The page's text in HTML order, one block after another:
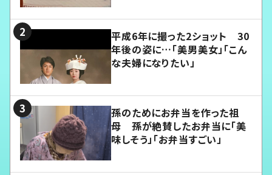
平成6年に撮った2ショット 30
年後の姿に…「美男美女」「こん
な夫婦になりたい」
孫のためにお弁当を作った祖
母 孫が絶賛したお弁当に「美
味しそう」「お弁当すごい」